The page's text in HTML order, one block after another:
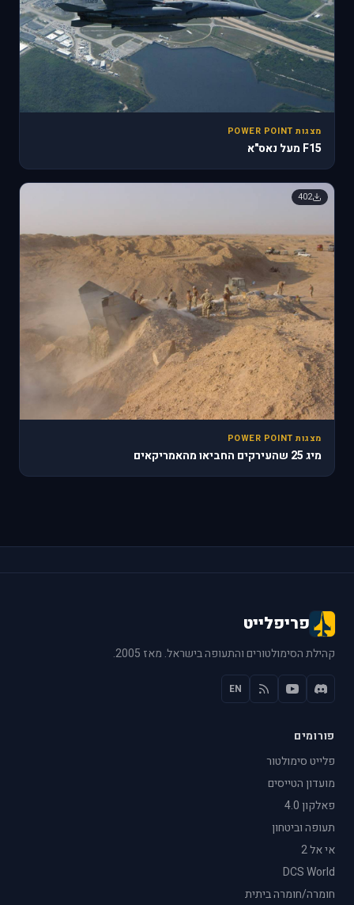
מצגות POWER POINT
F15 מעל נאס"א
402
מצגות POWER POINT
מיג 25 שהעירקים החביאו מהאמריקאים
פריפלייט
קהילת הסימולטורים והתעופה בישראל. מאז 2005.
EN
פורומים
פלייט סימולטור
מועדון הטייסים
פאלקון 4.0
תעופה וביטחון
אי אל 2
DCS World
חומרה/חומרה ביתית